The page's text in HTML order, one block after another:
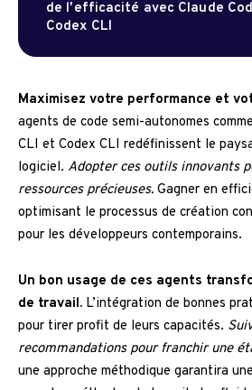
de l'efficacité avec Claude
Codex CLI
Maximisez votre performance et
agents de code semi-autonomes
CLI et Codex CLI redéfinissent le
logiciel. Adopter ces outils innovants
ressources précieuses. Gagner en
optimisant le processus de création
pour les développeurs contemporains.
Un bon usage de ces agents
de travail. L’intégration de bonnes
pour tirer profit de leurs capacités.
recommandations pour franchir une
une approche méthodique garantira